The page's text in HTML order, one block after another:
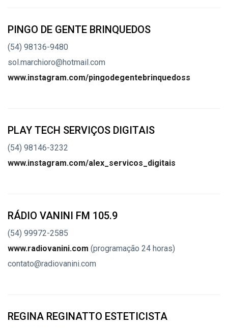
PINGO DE GENTE BRINQUEDOS
(54) 98136-9480
sol.marchioro@hotmail.com
www.instagram.com/pingodegentebrinquedoss
PLAY TECH SERVIÇOS DIGITAIS
(54) 98146-3232
www.instagram.com/alex_servicos_digitais
RÁDIO VANINI FM 105.9
(54) 99972-2585
www.radiovanini.com (programação 24 horas)
contato@radiovanini.com
REGINA REGINATTO ESTETICISTA